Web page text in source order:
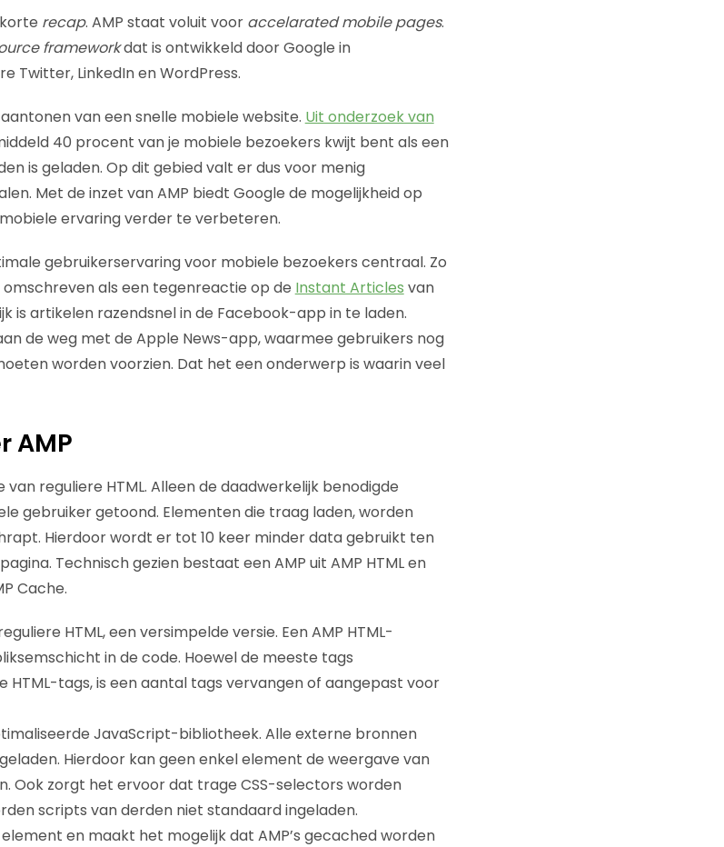
recap. AMP staat voluit voor accelarated mobile pages.
frameworkdat is ontwikkeld door Google in
Twitter, LinkedIn en WordPress.
van een snelle mobiele website. Uit onderzoek van
40 procent van je mobiele bezoekers kwijt bent als een
is geladen. Op dit gebied valt er dus voor menig
Met de inzet van AMP biedt Google de mogelijkheid op
ervaring verder te verbeteren.
gebruikerservaring voor mobiele bezoekers centraal. Zo
als een tegenreactie op de Instant Articles van
is artikelen razendsnel in de Facebook-app in te laden.
de weg met de Apple News-app, waarmee gebruikers nog
worden voorzien. Dat het een onderwerp is waarin veel
AMP
van reguliere HTML. Alleen de daadwerkelijk benodigde
gebruiker getoond. Elementen die traag laden, worden
Hierdoor wordt er tot 10 keer minder data gebruikt ten
Technisch gezien bestaat een AMP uit AMP HTML en
Cache.
HTML, een versimpelde versie. Een AMP HTML-
in de code. Hoewel de meeste tags
tags, is een aantal tags vervangen of aangepast voor
JavaScript-bibliotheek. Alle externe bronnen
Hierdoor kan geen enkel element de weergave van
Ook zorgt het ervoor dat trage CSS-selectors worden
scripts van derden niet standaard ingeladen.
en maakt het mogelijk dat AMP’s gecached worden